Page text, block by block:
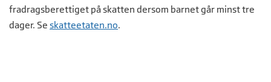
fradragsberettiget på skatten dersom barnet går minst tre
dager. Se skatteetaten.no.